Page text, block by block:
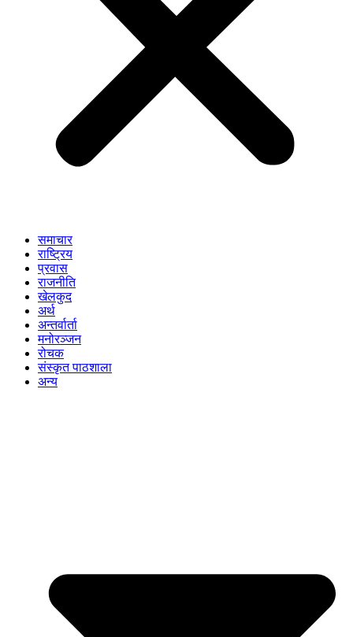
समाचार
राष्ट्रिय
प्रवास
राजनीति
खेलकुद
अर्थ
अन्तर्वार्ता
मनोरञ्जन
रोचक
संस्कृत पाठशाला
अन्य